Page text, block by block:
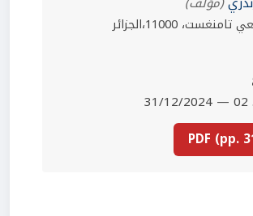
11000،الجزائر
PDF (pp.